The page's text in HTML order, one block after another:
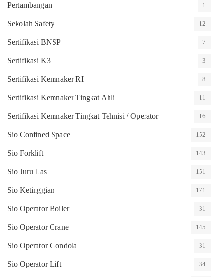
Pertambangan 1
Sekolah Safety 12
Sertifikasi BNSP 7
Sertifikasi K3 3
Sertifikasi Kemnaker RI 8
Sertifikasi Kemnaker Tingkat Ahli 11
Sertifikasi Kemnaker Tingkat Tehnisi / Operator 16
Sio Confined Space 152
Sio Forklift 143
Sio Juru Las 151
Sio Ketinggian 171
Sio Operator Boiler 31
Sio Operator Crane 145
Sio Operator Gondola 31
Sio Operator Lift 34